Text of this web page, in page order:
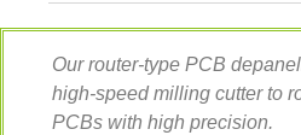
Our router-type PCB
high-speed milling cutter to
PCBs with high precision.